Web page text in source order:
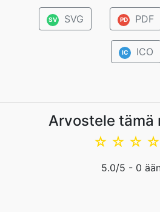
SV SVG PD PDF
IC ICO
Arvostele tämä
☆
☆
☆
☆
5.0/5 - 0